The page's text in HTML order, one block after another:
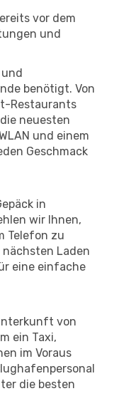
vor dem
und
benötigt. Von
Restaurants
neuesten
und einem
Geschmack
in
wir Ihnen,
Telefon zu
nächsten Laden
eine einfache
von
ein Taxi,
im Voraus
die besten